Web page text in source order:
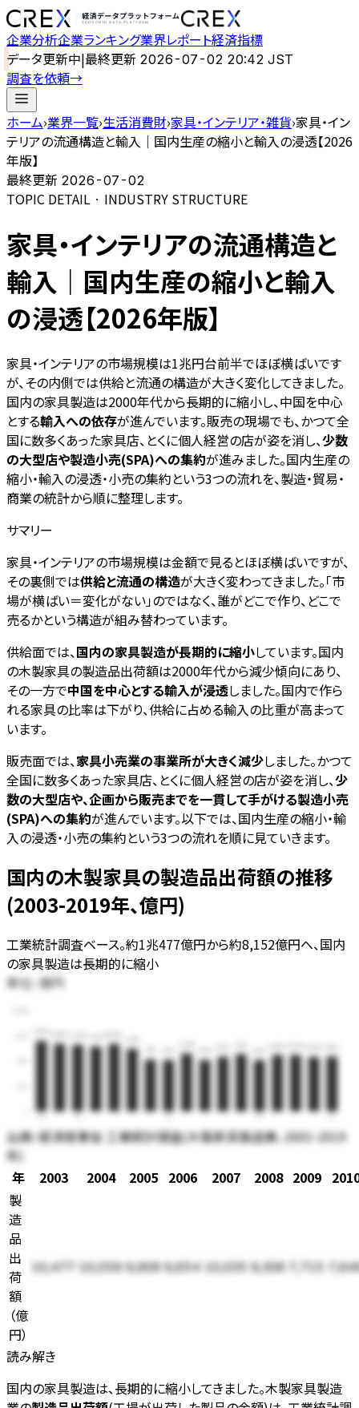
企業分析企業ランキング業界レポート経済指標
データ更新中|最終更新 2026-07-02 20:42 JST
調査を依頼→
ホーム›業界一覧›生活消費財›家具・インテリア・雑貨›家具・イン
テリアの流通構造と輸入｜国内生産の縮小と輸入の浸透【2026
年版】
最終更新 2026-07-02
TOPIC DETAIL · INDUSTRY STRUCTURE
家具・インテリアの流通構造と
輸入｜国内生産の縮小と輸入
の浸透【2026年版】
家具・インテリアの市場規模は1兆円台前半でほぼ横ばいです
が、その内側では供給と流通の構造が大きく変化してきました。
国内の家具製造は2000年代から長期的に縮小し、中国を中心
とする輸入への依存が進んでいます。販売の現場でも、かつて全
国に数多くあった家具店、とくに個人経営の店が姿を消し、少数
の大型店や製造小売(SPA)への集約が進みました。国内生産の
縮小・輸入の浸透・小売の集約という3つの流れを、製造・貿易・
商業の統計から順に整理します。
サマリー
家具・インテリアの市場規模は金額で見るとほぼ横ばいですが、
その裏側では供給と流通の構造が大きく変わってきました。「市
場が横ばい＝変化がない」のではなく、誰がどこで作り、どこで
売るかという構造が組み替わっています。
供給面では、国内の家具製造が長期的に縮小しています。国内
の木製家具の製造品出荷額は2000年代から減少傾向にあり、
その一方で中国を中心とする輸入が浸透しました。国内で作ら
れる家具の比率は下がり、供給に占める輸入の比重が高まって
います。
販売面では、家具小売業の事業所が大きく減少しました。かつて
全国に数多くあった家具店、とくに個人経営の店が姿を消し、少
数の大型店や、企画から販売までを一貫して手がける製造小売
(SPA)への集約が進んでいます。以下では、国内生産の縮小・輸
入の浸透・小売の集約という3つの流れを順に見ていきます。
国内の木製家具の製造品出荷額の推移
(2003-2019年、億円)
工業統計調査ベース。約1兆477億円から約8,152億円へ、国内
の家具製造は長期的に縮小
単位:億円
出典:経済産業省 工業統計調査(木製家具製造業、2003-2019
年)
年
2003 2004 2005 2006 2007 2008 2009
製
造
品
出
荷
額
（億
円）
10,477 10,056 9,906 9,654 10,035 9,306
読み解き
国内の家具製造は、長期的に縮小してきました。木製家具製造